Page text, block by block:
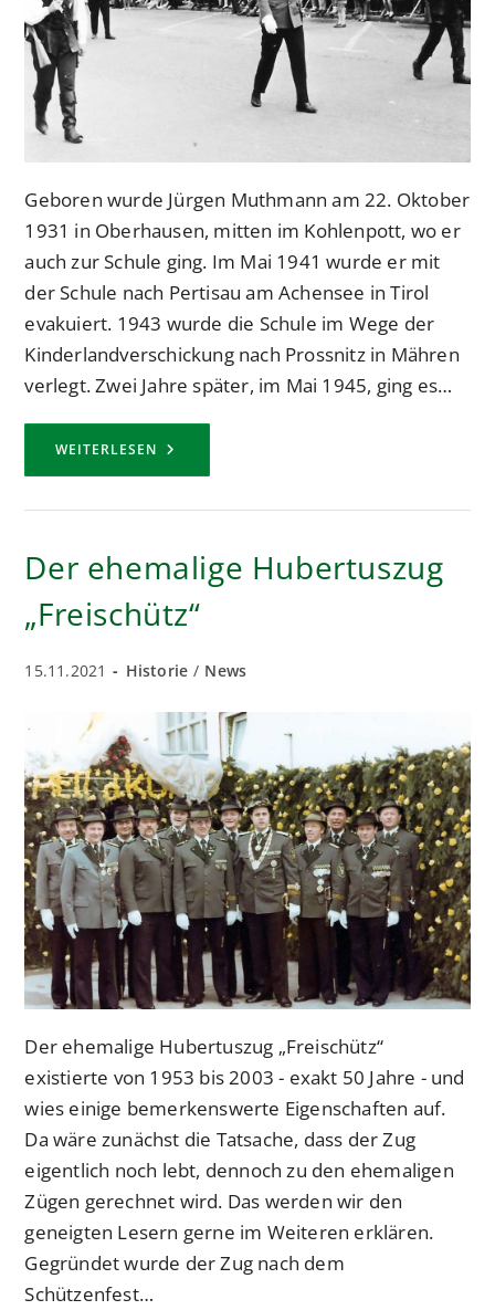
Geboren wurde Jürgen Muthmann am 22. Oktober
1931 in Oberhausen, mitten im Kohlenpott, wo er
auch zur Schule ging. Im Mai 1941 wurde er mit
der Schule nach Pertisau am Achensee in Tirol
evakuiert. 1943 wurde die Schule im Wege der
Kinderlandverschickung nach Prossnitz in Mähren
verlegt. Zwei Jahre später, im Mai 1945, ging es…
WEITERLESEN JÜRGEN
EIN
UND
WIRD
90
Der ehemalige Hubertuszug
„Freischütz“
Beitrag
15.11.2021
Beitrags-
Historie / News
Der ehemalige Hubertuszug „Freischütz“
existierte von 1953 bis 2003 - exakt 50 Jahre - und
wies einige bemerkenswerte Eigenschaften auf.
Da wäre zunächst die Tatsache, dass der Zug
eigentlich noch lebt, dennoch zu den ehemaligen
Zügen gerechnet wird. Das werden wir den
geneigten Lesern gerne im Weiteren erklären.
Gegründet wurde der Zug nach dem
Schützenfest…